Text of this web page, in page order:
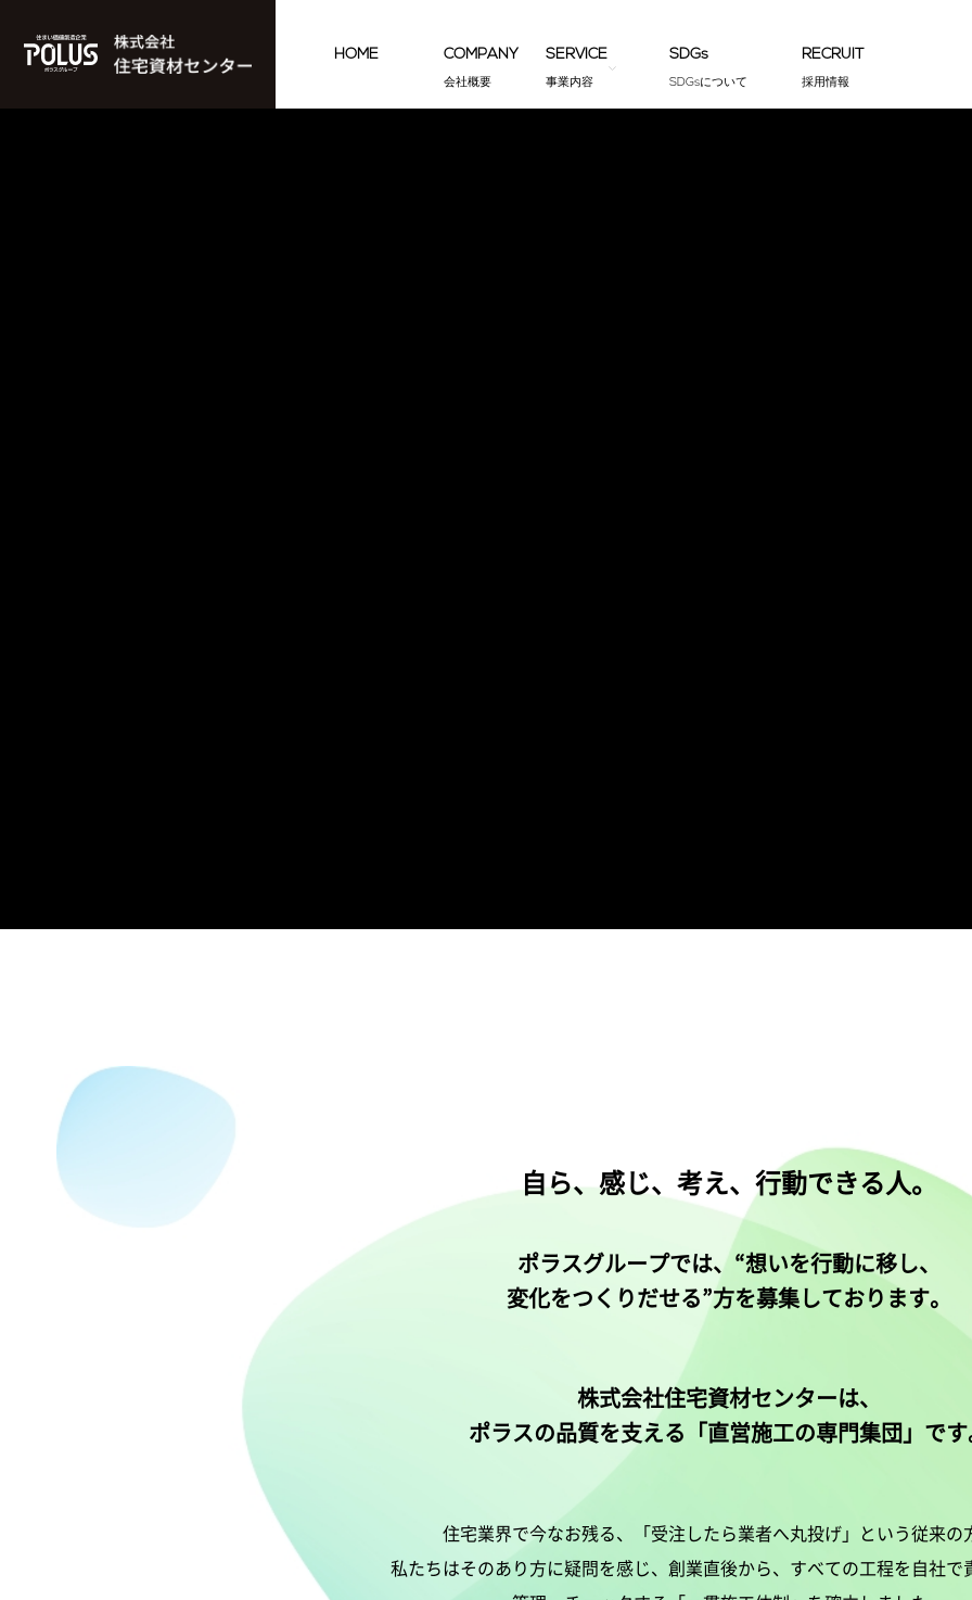
HOME COMPANY
会社概要
SERVICE
事業内容
SDGs
SDGsについて
RECRUIT
採用情報
自ら、感じ、考え、行動できる人。
ポラスグループでは、“想いを行動に移し、
変化をつくりだせる”方を募集しております。
株式会社住宅資材センターは、
ポラスの品質を支える 「直営施工の専門集団」で
住宅業界で今なお残る、「受注したら業者へ丸投げ」 という従来の
私たちはそのあり方に疑問を感じ、創業直後から、 すべての工程を自社で